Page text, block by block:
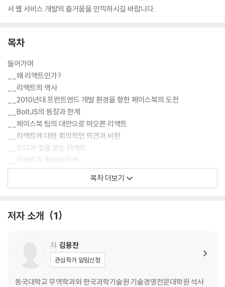
서 웹 서비스 개발의 즐거움을 만끽하시길 바랍니다.
목차
들어가며
__왜 리액트인가?
__리액트의 역사
__2010년대 프런트엔드 개발 환경을 향한 페이스북의 도전
__BoltJS의 등장과 한계
__페이스북 팀의 대안으로 떠오른 리액트
__리액트에 대한 회의적인 의견과 비판
__드디어 빛을 보는 리액트
__리액트의 현재와 미래
01장: 리액트 개발을 위해 꼭 알아야 할 자바스크립트
__1.1.1 자바스크립트의 데이터 타입
__1.1.3 자바스크립트의 또 다른 비교 공식, Object.is
__1.1.4 리액트에서의 동등 비교
__1.1.5 정리
1.2 함수
목차 더보기
저자 소개 1
저 김용찬
관심작가 알림신청
동국대학교 무역학과와 한국과학기술원 기술경영전문대학원 석사